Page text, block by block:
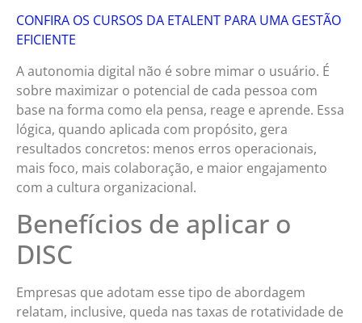
CONFIRA OS CURSOS DA ETALENT PARA UMA GESTÃO
EFICIENTE
A autonomia digital não é sobre mimar o usuário. É
sobre maximizar o potencial de cada pessoa com
base na forma como ela pensa, reage e aprende. Essa
lógica, quando aplicada com propósito, gera
resultados concretos: menos erros operacionais,
mais foco, mais colaboração, e maior engajamento
com a cultura organizacional.
Benefícios de aplicar o
DISC
Empresas que adotam esse tipo de abordagem
relatam, inclusive, queda nas taxas de rotatividade de